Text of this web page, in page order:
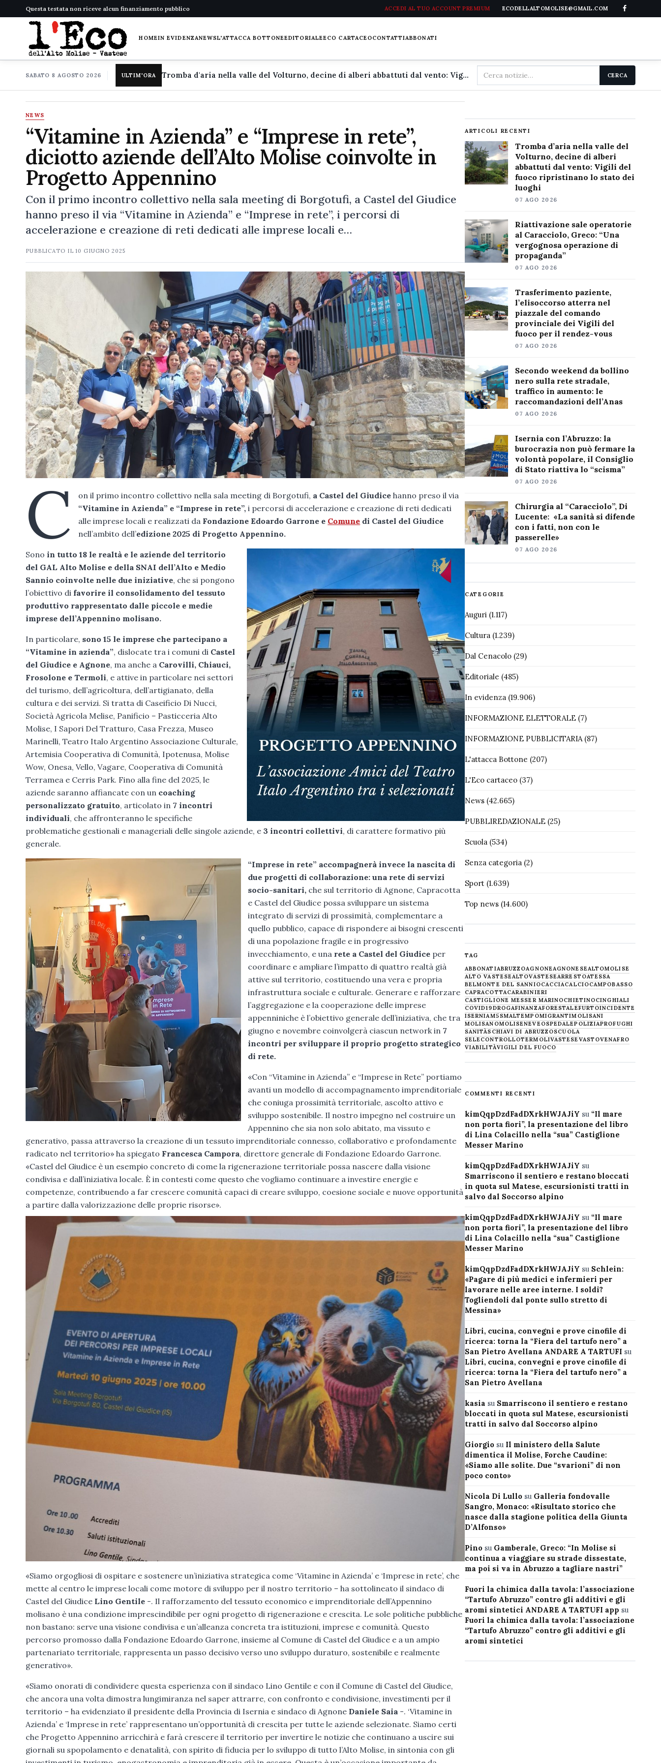
Questa testata non riceve alcun finanziamento pubblico ACCEDI AL TUO ACCOUNT PREMIUM ECODELLALTOMOLISE@GMAIL.COM
HOMEIN EVIDENZANEWSL'ATTACCA BOTTONEEDITORIALEECO CARTACEOCONTATTIABBONATI
SABATO 8 AGOSTO 2026 ULTIM'ORA Tromba d'aria nella valle del Volturno, decine di alberi abbattuti dal vento: Vigili del fuoco ripristinano lo stato dei luoghi
Cerca
nel
CERCA
NEWS
“Vitamine in Azienda” e “Imprese in rete”,
diciotto aziende dell’Alto Molise coinvolte in
Progetto Appennino
Con il primo incontro collettivo nella sala meeting di Borgotufi, a Castel del Giudice
hanno preso il via “Vitamine in Azienda” e “Imprese in rete”, i percorsi di
accelerazione e creazione di reti dedicati alle imprese locali e…
PUBBLICATO IL10 GIUGNO 2025
C on il primo incontro collettivo nella sala meeting di Borgotufi, a Castel del Giudicehanno preso il via
“Vitamine in Azienda” e “Imprese in rete”,i percorsi di accelerazione e creazione di reti dedicati
alle imprese locali e realizzati da Fondazione Edoardo Garrone eComune di Castel del Giudice
nell’ambito dell’edizione 2025 di Progetto Appennino.
Sono in tutto 18 le realtà e le aziende del territorio
del GAL Alto Molise e della SNAI dell’Alto e Medio
Sannio coinvolte nelle due iniziative, che si pongono
l’obiettivo di favorire il consolidamento del tessuto
produttivo rappresentato dalle piccole e medie
imprese dell’Appennino molisano.
In particolare, sono 15 le imprese che partecipano a
“Vitamine in azienda”, dislocate tra i comuni di Castel
del Giudice e Agnone, ma anche a Carovilli, Chiauci,
Frosolone e Termoli, e attive in particolare nei settori
del turismo, dell’agricoltura, dell’artigianato, della
cultura e dei servizi. Si tratta di Caseificio Di Nucci,
Società Agricola Melise, Panificio – Pasticceria Alto
Molise, I Sapori Del Tratturo, Casa Frezza, Museo
Marinelli, Teatro Italo Argentino Associazione Culturale,
Artemisia Cooperativa di Comunità, Ipotenusa, Molise
Wow, Onesa, Vello, Vagare, Cooperativa di Comunità
Terramea e Cerris Park. Fino alla fine del 2025, le
aziende saranno affiancate con un coaching
personalizzato gratuito, articolato in 7 incontri
individuali, che affronteranno le specifiche
problematiche gestionali e manageriali delle singole aziende, e 3 incontri collettivi, di carattere formativo più
generale.
“Imprese in rete” accompagnerà invece la nascita di
due progetti di collaborazione: una rete di servizi
socio-sanitari, che sul territorio di Agnone, Capracotta
e Castel del Giudice possa sviluppare un sistema
integrato di servizi di prossimità, complementare a
quello pubblico, capace di rispondere ai bisogni crescenti
di una popolazione fragile e in progressivo
invecchiamento, e una rete a Castel del Giudice per
coordinare e ampliare l’impatto di quattro realtà già
attive sul territorio, costituendo una vera e propria
infrastruttura sociale e culturale. Generare e rafforzare
l’aggregazione e la cooperazione delle imprese
appenniniche è l’obiettivo generale dell’iniziativa, che tra
giugno e novembre coinvolgerà ciascun network in 7
incontri per sviluppare il proprio progetto strategico
di rete.
«Con “Vitamine in Azienda” e “Imprese in Rete” portiamo
avanti un modello di accompagnamento imprenditoriale
che coniuga prossimità territoriale, ascolto attivo e
sviluppo sostenibile. Il nostro impegno nel costruire un
Appennino che sia non solo abitato, ma vissuto e
generativo, passa attraverso la creazione di un tessuto imprenditoriale connesso, collaborativo e profondamente
radicato nel territorio» ha spiegato Francesca Campora, direttore generale di Fondazione Edoardo Garrone.
«Castel del Giudice è un esempio concreto di come la rigenerazione territoriale possa nascere dalla visione
condivisa e dall’iniziativa locale. È in contesti come questo che vogliamo continuare a investire energie e
competenze, contribuendo a far crescere comunità capaci di creare sviluppo, coesione sociale e nuove opportunità
a partire dalla valorizzazione delle proprie risorse».
«Siamo orgogliosi di ospitare e sostenere un’iniziativa strategica come ‘Vitamine in Azienda’ e ‘Imprese in rete’, che
mette al centro le imprese locali come motore di sviluppo per il nostro territorio – ha sottolineato il sindaco di
Castel del Giudice Lino Gentile -. Il rafforzamento del tessuto economico e imprenditoriale dell’Appennino
molisano è una condizione imprescindibile per ogni progetto di rigenerazione e crescita. Le sole politiche pubbliche
non bastano: serve una visione condivisa e un’alleanza concreta tra istituzioni, imprese e comunità. Questo
percorso promosso dalla Fondazione Edoardo Garrone, insieme al Comune di Castel del Giudice e a un ampio
partenariato territoriale, rappresenta un passo decisivo verso uno sviluppo duraturo, sostenibile e realmente
generativo».
«Siamo onorati di condividere questa esperienza con il sindaco Lino Gentile e con il Comune di Castel del Giudice,
che ancora una volta dimostra lungimiranza nel saper attrarre, con confronto e condivisione, investimenti per il
territorio – ha evidenziato il presidente della Provincia di Isernia e sindaco di Agnone Daniele Saia -. ‘Vitamine in
Azienda’ e ‘Imprese in rete’ rappresentano un’opportunità di crescita per tutte le aziende selezionate. Siamo certi
che Progetto Appennino arricchirà e farà crescere il territorio per invertire le notizie che continuano a uscire sui
giornali su spopolamento e denatalità, con spirito di fiducia per lo sviluppo di tutto l’Alto Molise, in sintonia con gli
ARTICOLI RECENTI
Tromba d’aria nella valle del
Volturno, decine di alberi
abbattuti dal vento: Vigili del
fuoco ripristinano lo stato dei
luoghi
07 AGO 2026
Riattivazione sale operatorie
al Caracciolo, Greco: “Una
vergognosa operazione di
propaganda”
07 AGO 2026
Trasferimento paziente,
l’elisoccorso atterra nel
piazzale del comando
provinciale dei Vigili del
fuoco per il rendez-vous
07 AGO 2026
Secondo weekend da bollino
nero sulla rete stradale,
traffico in aumento: le
raccomandazioni dell’Anas
07 AGO 2026
Isernia con l’Abruzzo: la
burocrazia non può fermare la
volontà popolare, il Consiglio
di Stato riattiva lo “scisma”
07 AGO 2026
Chirurgia al “Caracciolo”, Di
Lucente: «La sanità si difende
con i fatti, non con le
passerelle»
07 AGO 2026
CATEGORIE
Auguri(1.117)
Cultura(1.239)
Dal Cenacolo(29)
Editoriale (485)
In evidenza(19.906)
INFORMAZIONE ELETTORALE(7)
INFORMAZIONE PUBBLICITARIA(87)
L'attacca Bottone (207)
L'Eco cartaceo(37)
News(42.665)
PUBBLIREDAZIONALE(25)
Scuola(534)
Senza categoria(2)
Sport(1.639)
Top news(14.600)
TAG
ABBONATIABRUZZOAGNONEAGNONESEALTOMOLISE
ALTO VASTESEALTOVASTESEARRESTOATESSA
BELMONTE DEL SANNIOCACCIACALCIOCAMPOBASSO
CAPRACOTTACARABINIERI
CASTIGLIONE MESSER MARINOCHIETINOCINGHIALI
COVID19DROGAFINANZAFORESTALEFURTOINCIDENTE
ISERNIAM5SMALTEMPOMIGRANTIMOLISANI
MOLISANOMOLISENEVE OSPEDALEPOLIZIAPROFUGHI
SANITÀSCHIAVI DI ABRUZZOSCUOLA
SELECONTROLLOTERMOLIVASTESE VASTOVENAFRO
VIABILITÀVIGILI DEL FUOCO
COMMENTI RECENTI
kimQqpDzdFadDXrkHWJAJiY su “Il mare
non porta fiori”, la presentazione del libro
di Lina Colacillo nella “sua” Castiglione
Messer Marino
kimQqpDzdFadDXrkHWJAJiY su
Smarriscono il sentiero e restano bloccati
in quota sul Matese, escursionisti tratti in
salvo dal Soccorso alpino
kimQqpDzdFadDXrkHWJAJiY su “Il mare
non porta fiori”, la presentazione del libro
di Lina Colacillo nella “sua” Castiglione
Messer Marino
kimQqpDzdFadDXrkHWJAJiY su Schlein:
«Pagare di più medici e infermieri per
lavorare nelle aree interne. I soldi?
Togliendoli dal ponte sullo stretto di
Messina»
Libri, cucina, convegni e prove cinofile di
ricerca: torna la “Fiera del tartufo nero” a
San Pietro Avellana ANDARE A TARTUFI su
Libri, cucina, convegni e prove cinofile di
ricerca: torna la “Fiera del tartufo nero” a
San Pietro Avellana
kasia su Smarriscono il sentiero e restano
bloccati in quota sul Matese, escursionisti
tratti in salvo dal Soccorso alpino
Giorgiosu Il ministero della Salute
dimentica il Molise, Forche Caudine:
«Siamo alle solite. Due “svarioni” di non
poco conto»
Nicola Di Lullosu Galleria fondovalle
Sangro, Monaco: «Risultato storico che
nasce dalla stagione politica della Giunta
D’Alfonso»
Pinosu Gamberale, Greco: “In Molise si
continua a viaggiare su strade dissestate,
ma poi si va in Abruzzo a tagliare nastri”
Fuori la chimica dalla tavola: l’associazione
“Tartufo Abruzzo” contro gli additivi e gli
aromi sintetici ANDARE A TARTUFI app su
Fuori la chimica dalla tavola: l’associazione
“Tartufo Abruzzo” contro gli additivi e gli
aromi sintetici